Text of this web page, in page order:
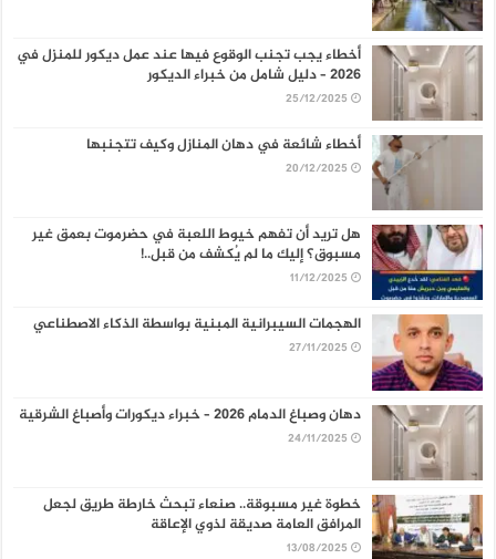
أخطاء يجب تجنب الوقوع فيها عند عمل ديكور للمنزل في
2026 – دليل شامل من خبراء الديكور
25/12/2025
أخطاء شائعة في دهان المنازل وكيف تتجنبها
20/12/2025
هل تريد أن تفهم خيوط اللعبة في حضرموت بعمق غير
مسبوق؟ إليك ما لم يُكشف من قبل..!
11/12/2025
الهجمات السيبرانية المبنية بواسطة الذكاء الاصطناعي
27/11/2025
دهان وصباغ الدمام 2026 – خبراء ديكورات وأصباغ الشرقية
24/11/2025
خطوة غير مسبوقة.. صنعاء تبحث خارطة طريق لجعل
المرافق العامة صديقة لذوي الإعاقة
13/08/2025